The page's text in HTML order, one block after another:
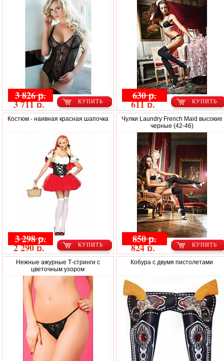
КУПИТЬ
3 826 р.
3 711 р. КУПИТЬ
630 р.
611 р.
Костюм - наивная красная шапочка
КУПИТЬ
3 298 р.
2 290 р.
Чулки Laundry French Maid высокие
черные (42-46)
КУПИТЬ
850 р.
824 р.
Нежные ажурные Т-стринги с
цветочным узором
Кобура с двумя пистолетами